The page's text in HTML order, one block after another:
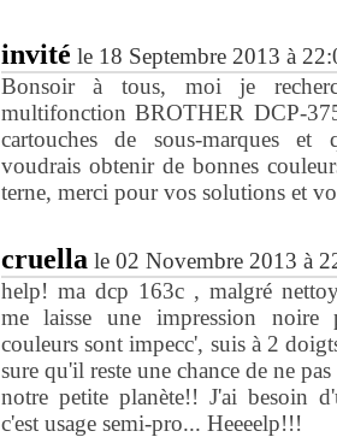
invité le 18 Septembre 2013 à
Bonsoir à tous, moi je
multifonction BROTHER DCP-
cartouches de sous-marques et
voudrais obtenir de bonnes
terne, merci pour vos solutions et
cruella le 02 Novembre 2013 à
help! ma dcp 163c , malgré
me laisse une impression noire
couleurs sont impecc', suis à 2
sure qu'il reste une chance de ne
notre petite planète!! J'ai besoin
c'est usage semi-pro... Heeeelp!!!